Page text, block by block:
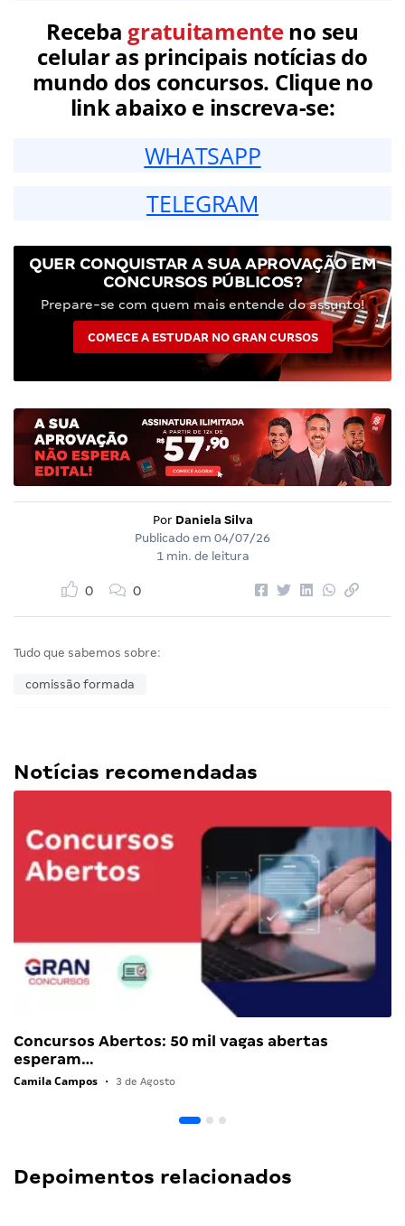
Receba gratuitamenteno seu
celular as principais notícias do
mundo dos concursos. Clique no
link abaixo e inscreva-se:
WHATSAPP
TELEGRAM
QUER CONQUISTAR A SUA APROVAÇÃO EM
CONCURSOS PÚBLICOS?
Prepare-se com quem mais entende do assunto!
COMECE A ESTUDAR NO GRAN CURSOS
Por Daniela Silva
Publicado em 04/07/26
1 min. de leitura
0 0
Tudo que sabemos sobre:
comissão formada
Notícias recomendadas
Concursos Abertos: 50 mil vagas abertas
esperam…
Camila Campos • 3 de Agosto
Depoimentos relacionados